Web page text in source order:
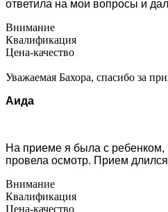
ответила на мои вопросы и
Внимание
Квалификация
Цена-качество
Уважаемая Бахора, спасибо за
Аида
На приеме я была с ребенком,
провела осмотр. Прием
Внимание
Квалификация
Цена-качество